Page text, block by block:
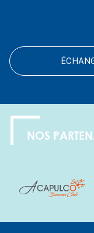
NOS